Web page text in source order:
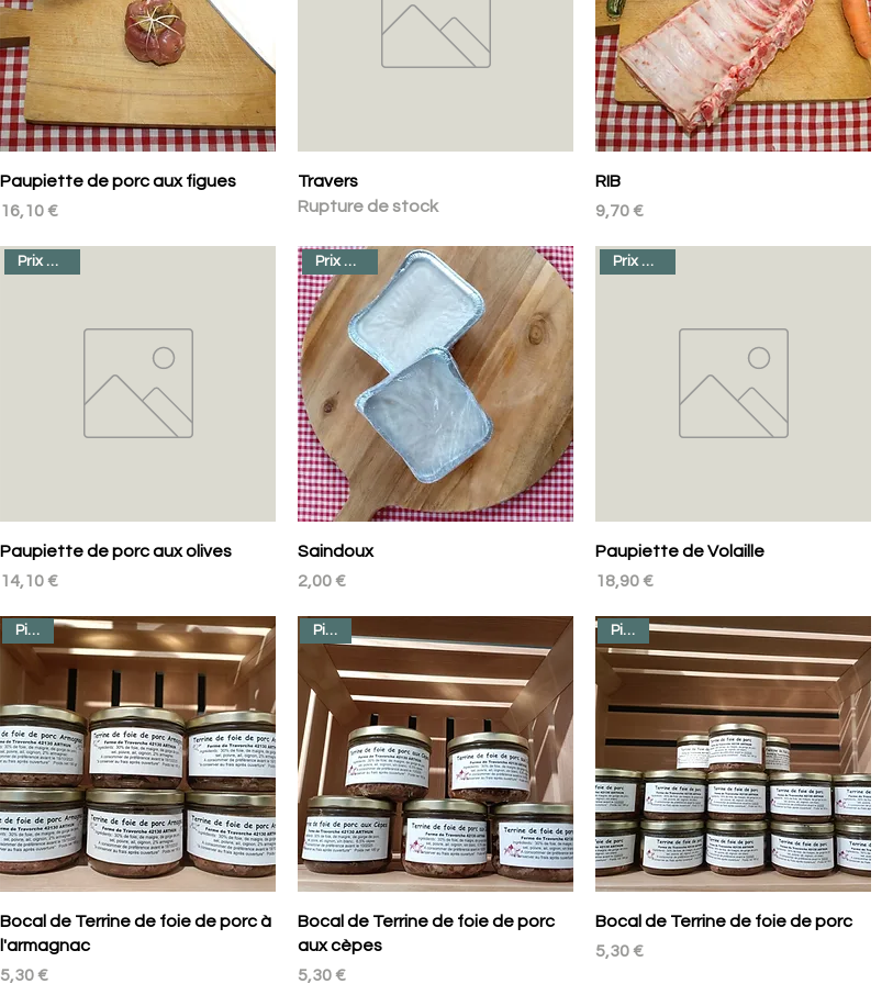
Paupiette de porc aux figues
Prix
16,10 €
Travers
Rupture de stock
RIB
Prix
9,70 €
Prix au kilo
Paupiette de porc aux olives
Prix
14,10 €
Prix au kilo
Saindoux
Prix
2,00 €
Prix au kilo
Paupiette de Volaille
Prix
18,90 €
Pièce
Bocal de Terrine de foie de porc à
l'armagnac
Prix
5,30 €
Pièce
Bocal de Terrine de foie de porc
aux cèpes
Prix
5,30 €
Pièce
Bocal de Terrine de foie de porc
Prix
5,30 €